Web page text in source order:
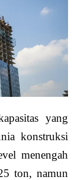
yang
konstruksi
menengah
ton, namun